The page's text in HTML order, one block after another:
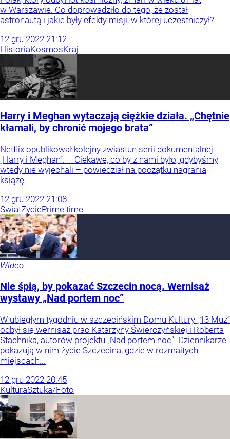
w Warszawie. Co doprowadziło do tego, że został
astronautą i jakie były efekty misji, w której uczestniczył?
12 gru 2022 21:12
HistoriaKosmosKraj
Harry i Meghan wytaczają ciężkie działa. „Chętnie
kłamali, by chronić mojego brata”
Netflix opublikował kolejny zwiastun serii dokumentalnej
„Harry i Meghan”. – Ciekawe, co by z nami było, gdybyśmy
wtedy nie wyjechali – powiedział na początku nagrania
książę.
12 gru 2022 21:08
ŚwiatŻyciePrime time
Wideo
Nie śpią, by pokazać Szczecin nocą. Wernisaż
wystawy „Nad portem noc”
W ubiegłym tygodniu w szczecińskim Domu Kultury „13 Muz”
odbył się wernisaż prac Katarzyny Świerczyńskiej i Roberta
Stachnika, autorów projektu „Nad portem noc”. Dziennikarze
pokazują w nim życie Szczecina, gdzie w rozmaitych
miejscach...
12 gru 2022 20:45
KulturaSztuka/Foto